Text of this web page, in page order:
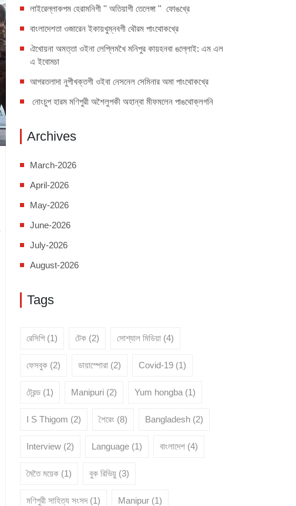
লাইরেল্লাকপম হেরামনিগী '' অতিয়াগী তেলেঙ্গা '' ফোঙখ্রে
বাংলাদেশতা ওজারেন ইকায়খুম্নবগী থৌরম পাংথোকখ্রে
ঐখোয়না অমত্তা ওইনা লেপ্লিমখৈ মনিপুর কায়হনবা ঙল্লোই: এম এল
এ ইবোমচা
আগরতলাদা নুপীখক্তগী ওইবা নেসনেল সেমিনার অমা পাংথোকখ্রে
নোংচুপ হারম মণিপুরী অশৈলুপকী অহান্বা মীফমলেন পাঙথোক্লগনি
Archives
March-2026
April-2026
May-2026
June-2026
July-2026
August-2026
Tags
রেসিপি (1) টেক (2) সোশ্যাল মিডিয়া (4)
ফেসবুক (2) ডায়াস্পোরা (2) Covid-19 (1)
ট্রেন্ড (1) Manipuri (2) Yum hongba (1)
I S Thigom (2) শৈরেং (8) Bangladesh (2)
Interview (2) Language (1) বাংলাদেশ (4)
মৈতৈ ময়েক (1) বুক রিভিয়ু (3)
মণিপুরী সাহিত্য সংসদ (1) Manipur (1)